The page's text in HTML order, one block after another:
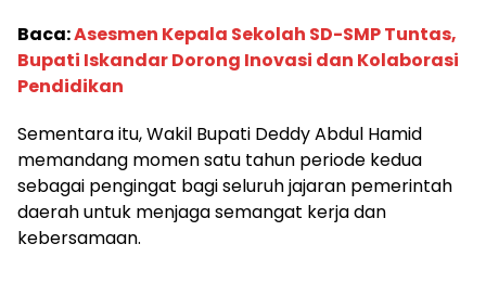
Baca:Asesmen Kepala Sekolah SD-SMP Tuntas,
Bupati Iskandar Dorong Inovasi dan Kolaborasi
Pendidikan
Sementara itu, Wakil Bupati Deddy Abdul Hamid
memandang momen satu tahun periode kedua
sebagai pengingat bagi seluruh jajaran pemerintah
daerah untuk menjaga semangat kerja dan
kebersamaan.